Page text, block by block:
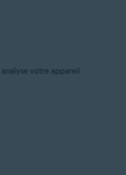
votre appareil